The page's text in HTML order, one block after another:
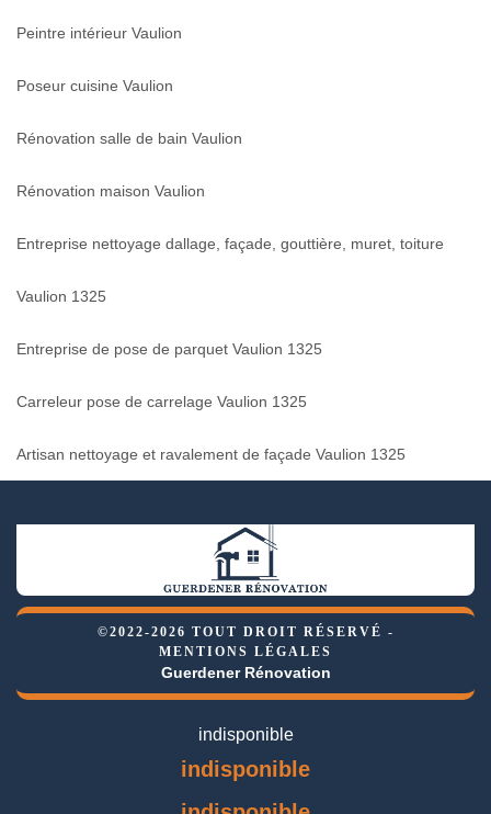
Peintre intérieur Vaulion
Poseur cuisine Vaulion
Rénovation salle de bain Vaulion
Rénovation maison Vaulion
Entreprise nettoyage dallage, façade, gouttière, muret, toiture
Vaulion 1325
Entreprise de pose de parquet Vaulion 1325
Carreleur pose de carrelage Vaulion 1325
Artisan nettoyage et ravalement de façade Vaulion 1325
©2022-2026 TOUT DROIT RÉSERVÉ -
MENTIONS LÉGALES
Guerdener Rénovation
indisponible
indisponible